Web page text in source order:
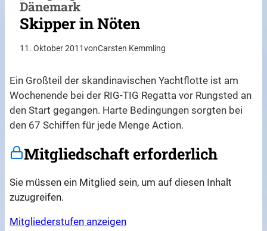
Dänemark
Skipper in Nöten
11. Oktober 2011vonCarsten Kemmling
Ein Großteil der skandinavischen Yachtflotte ist am
Wochenende bei der RIG-TIG Regatta vor Rungsted an
den Start gegangen. Harte Bedingungen sorgten bei
den 67 Schiffen für jede Menge Action.
Mitgliedschaft erforderlich
Sie müssen ein Mitglied sein, um auf diesen Inhalt
zuzugreifen.
Mitgliederstufen anzeigen